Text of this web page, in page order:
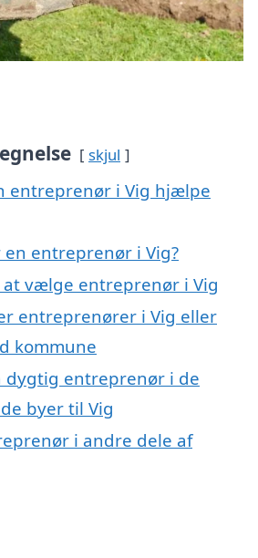
skjul
entreprenør i Vig hjælpe
en entreprenør i Vig?
at vælge entreprenør i Vig
entreprenører i Vig eller
kommune
dygtig entreprenør i de
byer til Vig
i andre dele af